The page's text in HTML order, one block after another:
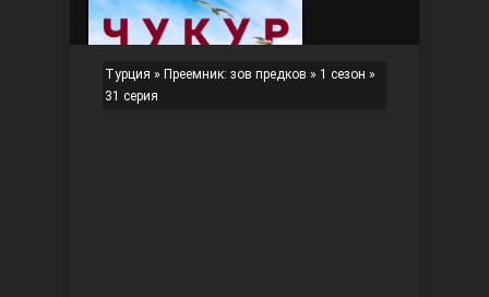
Турция » Преемник: зов предков » 1 сезон »
31 серия